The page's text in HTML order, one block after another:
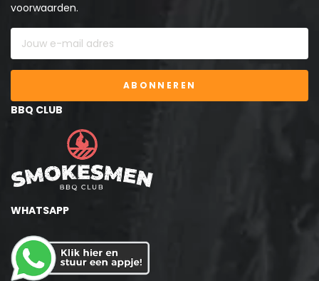
voorwaarden.
ABONNEREN
BBQ CLUB
WHATSAPP